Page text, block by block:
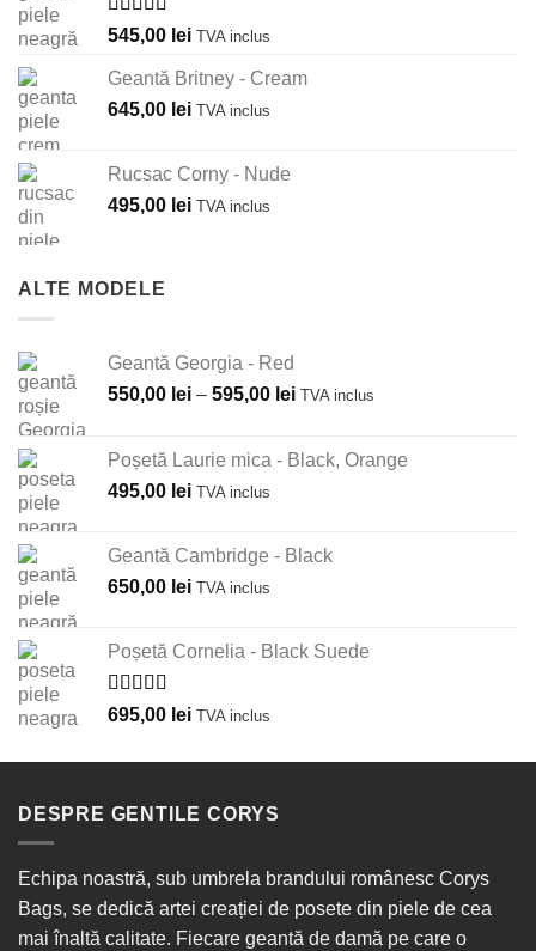
Evaluat la
din 5
545,00 lei TVA inclus
Geantă Britney - Cream
645,00 lei TVA inclus
Rucsac Corny - Nude
495,00 lei TVA inclus
ALTE MODELE
Geantă Georgia - Red
550,00 lei – 595,00 leiInterval
550,00 lei
595,00 lei
TVA inclus
Poșetă Laurie mica - Black, Orange
495,00 lei TVA inclus
Geantă Cambridge - Black
650,00 lei TVA inclus
Poșetă Cornelia - Black Suede
Evaluat la
din 5
695,00 lei TVA inclus
DESPRE GENTILE CORYS
Echipa noastră, sub umbrela brandului românesc Corys
Bags, se dedică artei creației de posete din piele de cea
mai înaltă calitate. Fiecare geantă de damă pe care o